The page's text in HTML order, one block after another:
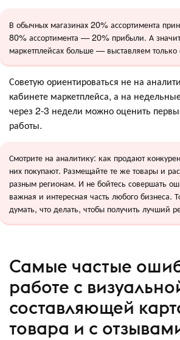
В обычных магазинах 20% ассортимента
80% ассортимента — 20% прибыли. А
маркетплейсах больше — выставляем
Советую ориентироваться не на
кабинете маркетплейса, а на
через 2-3 недели можно оценить
работы.
Смотрите на аналитику: как продают
них покупают. Размещайте те же товары и
разным регионам. И не бойтесь совершать
важная и интересная часть любого бизнеса.
думать, что делать, чтобы получить лучший
Самые частые
работе с
составляющей
товара и с